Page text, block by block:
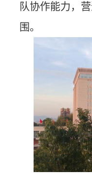
队协作能力，
围。